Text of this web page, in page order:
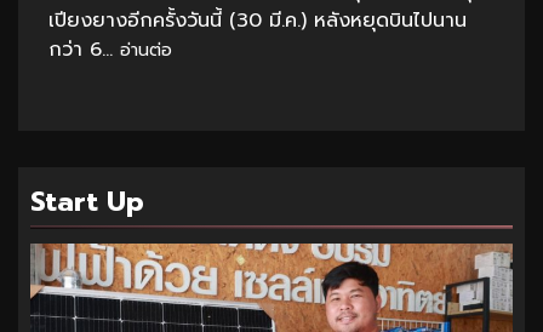
เปียงยางอีกครั้งวันนี้ (30 มี.ค.) หลังหยุดบินไปนาน
กว่า 6... อ่านต่อ
Start Up